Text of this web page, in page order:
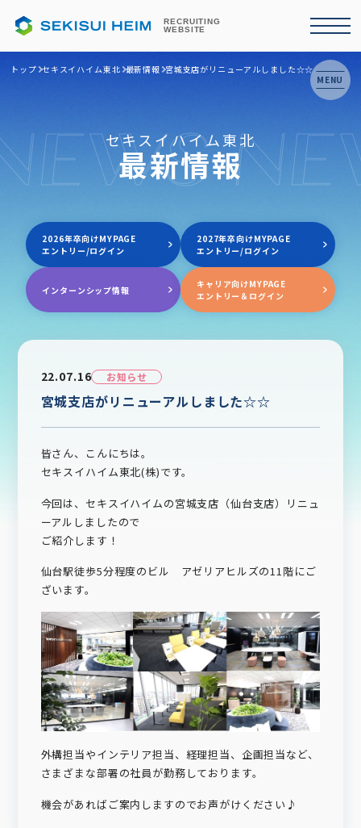
RECRUITING
WEBSITE
MENU
トップ セキスイハイム東北 最新情報 宮城支店がリニューアルしました☆☆
セキスイハイム東北
最新情報
2026年卒向けMYPAGE
エントリー/ログイン
2027年卒向けMYPAGE
エントリー/ログイン
インターンシップ情報
キャリア向けMYPAGE
エントリー＆ログイン
22.07.16 お知らせ
宮城支店がリニューアルしました☆☆
皆さん、こんにちは。
セキスイハイム東北(株)です。
今回は、セキスイハイムの宮城支店（仙台支店）リニュ
ーアルしましたので
ご紹介します！
仙台駅徒歩5分程度のビル アゼリアヒルズの11階にご
ざいます。
外構担当やインテリア担当、経理担当、企画担当など、
さまざまな部署の社員が勤務しております。
機会があればご案内しますのでお声がけください♪